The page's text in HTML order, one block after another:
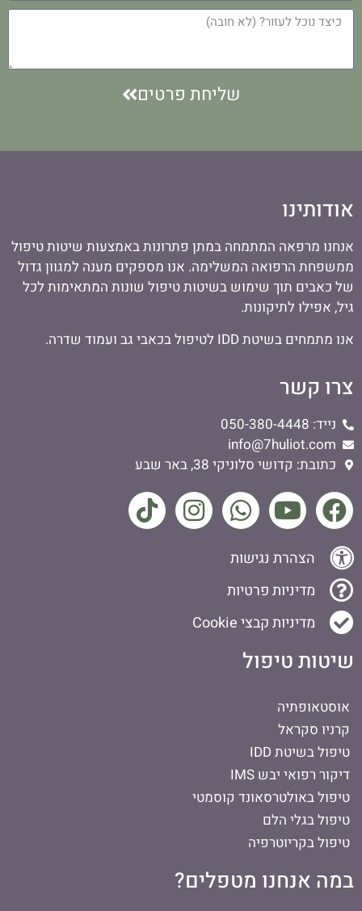
שליחת פרטים
אודותינו
אנחנו מרפאה המתמחה במתן פתרונות באמצעות שיטות טיפול
ממשפחת הרפואה המשלימה. אנו מספקים מענה למגוון גדול
של כאבים תוך שימוש בשיטות טיפול שונות המתאימות לכל
גיל, אפילו לתיקונות.
אנו מתמחים בשיטת IDD לטיפול בכאבי גב ועמוד שדרה.
צרו קשר
נייד: 050-380-4448
info@7huliot.com
כתובת: קדושי סלוניקי 38, באר שבע
הצהרת נגישות
מדיניות פרטיות
מדיניות קבצי Cookie
שיטות טיפול
אוסטאופתיה
קרניו סקראל
טיפול בשיטת IDD
דיקור רפואי יבש IMS
טיפול באולטרסאונד קוסמטי
טיפול בגלי הלם
טיפול בקריוטרפיה
במה אנחנו מטפלים?